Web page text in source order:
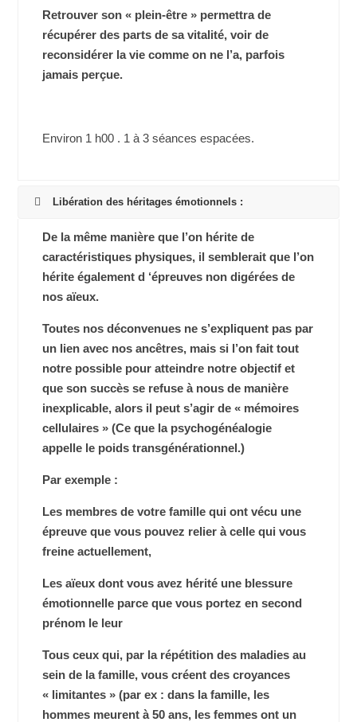
Retrouver son « plein-être » permettra de
récupérer des parts de sa vitalité, voir de
reconsidérer la vie comme on ne l’a, parfois
jamais perçue.
Environ 1 h00 . 1 à 3 séances espacées.
Libération des héritages émotionnels :
De la même manière que l’on hérite de
caractéristiques physiques, il semblerait que l’on
hérite également d ‘épreuves non digérées de
nos aïeux.
Toutes nos déconvenues ne s’expliquent pas par
un lien avec nos ancêtres, mais si l’on fait tout
notre possible pour atteindre notre objectif et
que son succès se refuse à nous de manière
inexplicable, alors il peut s’agir de « mémoires
cellulaires » (Ce que la psychogénéalogie
appelle le poids transgénérationnel.)
Par exemple :
Les membres de votre famille qui ont vécu une
épreuve que vous pouvez relier à celle qui vous
freine actuellement,
Les aïeux dont vous avez hérité une blessure
émotionnelle parce que vous portez en second
prénom le leur
Tous ceux qui, par la répétition des maladies au
sein de la famille, vous créent des croyances
« limitantes » (par ex : dans la famille, les
hommes meurent à 50 ans, les femmes ont un